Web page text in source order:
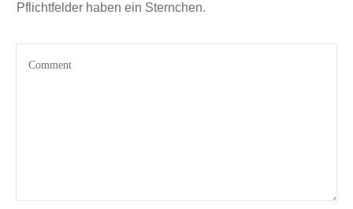
Pflichtfelder haben ein Sternchen.